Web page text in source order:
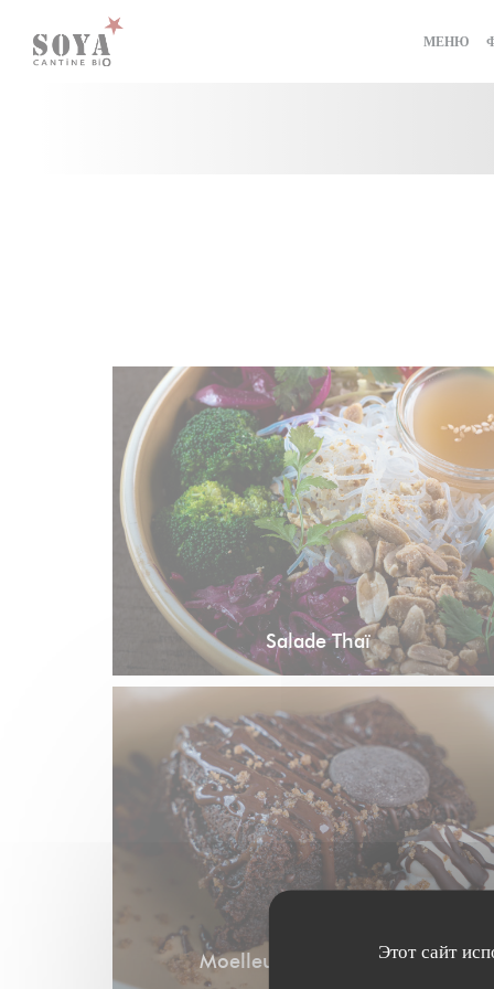
Панель управления cookies
Этот сайт
МЕНЮ
Salade Thaï
Moelleux au chocolat noir